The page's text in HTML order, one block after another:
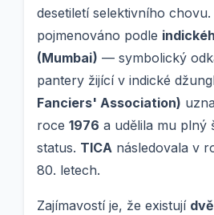
desetiletí selektivního
pojmenováno podle
(Mumbai) — symbolický
pantery žijící v indické
Fanciers' Association)
roce 1976 a udělila mu plný
status. TICA následovala v
80. letech.
Zajímavostí je, že existují